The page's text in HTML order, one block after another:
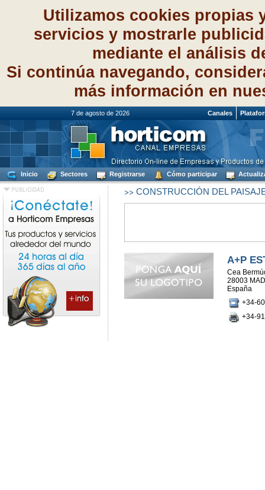
Utilizamos cookies propias
servicios y mostrarle
mediante el análisis
Si continúa navegando,
más información en
7 de agosto de 2026 Canales
Inicio Sectores Registrarse Cómo participar
>> CONSTRUCCIÓN DEL
A+P
Cea
28003
España
+34-
+34-